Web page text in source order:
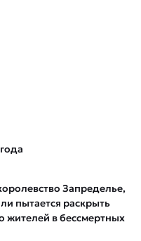
Запределье,
пытается раскрыть
жителей в бессмертных